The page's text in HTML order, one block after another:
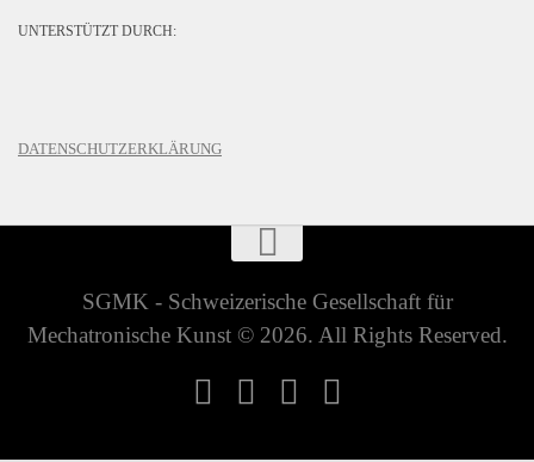
UNTERSTÜTZT DURCH:
DATENSCHUTZERKLÄRUNG
SGMK - Schweizerische Gesellschaft für
Mechatronische Kunst © 2026. All Rights Reserved.